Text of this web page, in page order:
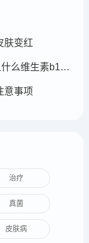
肤变红
银屑病缺乏什么维生素b12 银屑病缺乏什么维生素b12可以补充
意事项
治疗
真菌
皮肤病